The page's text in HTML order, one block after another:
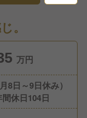
。
万円
8日～9日休み）
休日104日